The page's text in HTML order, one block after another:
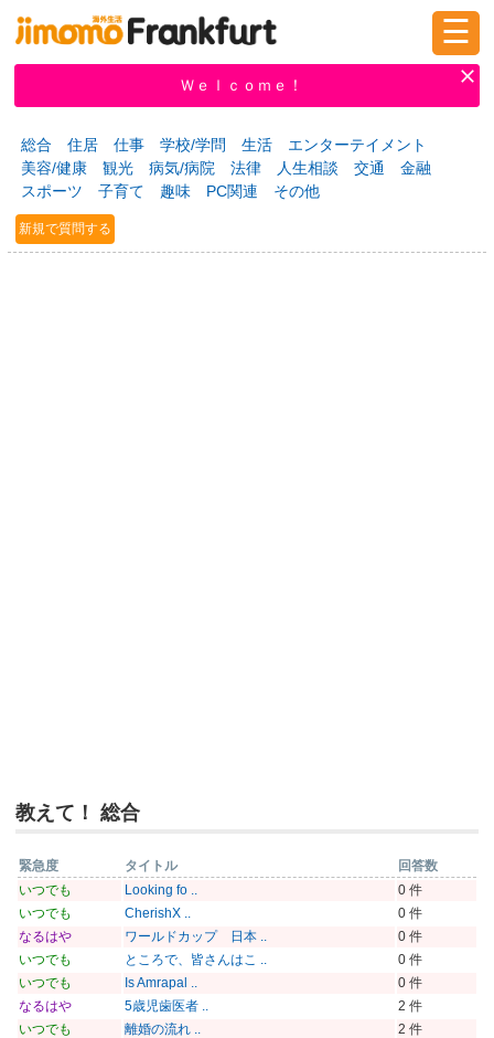
新規登録
掲示板 タウン情報 教えて！
ニュース イベント 求人
☰
Ｗｅｌｃｏｍｅ！
総合 住居 仕事 学校/学問 生活
エンターテイメント
美容/健康
観光 病気/病院 法律 人生相談 交通
金融
スポーツ
子育て 趣味 PC関連 その他
新規で質問する
教えて！ 総合
緊急度 タイトル
回答数
いつでも
Looking fo ..
0 件
いつでも
CherishX ..
0 件
なるはや
ワールドカップ 日本 ..
0 件
いつでも
ところで、皆さんはこ ..
0 件
いつでも
Is Amrapal ..
0 件
なるはや
5歳児歯医者 ..
2 件
いつでも
離婚の流れ ..
2 件